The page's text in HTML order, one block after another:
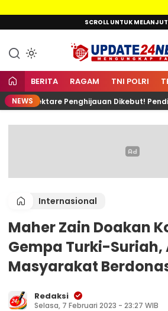
ke
SCROLL UNTUK
Update24News.id
Mengungkap
BERITA RAGAM TNI POLRI
NEWS
500 Hektare Penghijauan Dikebut!
Internasional
Maher Zain Doakan
Gempa Turki-Suriah,
Masyarakat
Redaksi
Selasa, 7 Februari 2023 - 23:27 WIB